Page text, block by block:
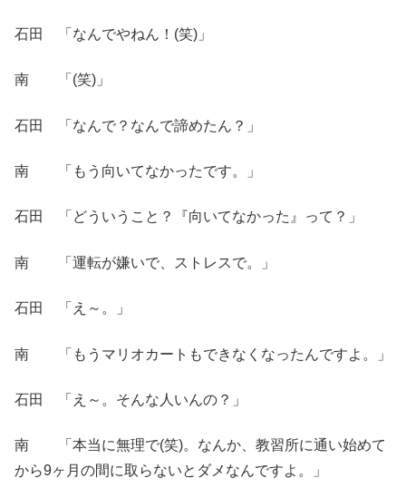
石田 「なんでやねん！(笑)」
南 「(笑)」
石田 「なんで？なんで諦めたん？」
南 「もう向いてなかったです。」
石田 「どういうこと？『向いてなかった』って？」
南 「運転が嫌いで、ストレスで。」
石田 「え～。」
南 「もうマリオカートもできなくなったんですよ。」
石田 「え～。そんな人いんの？」
南 「本当に無理で(笑)。なんか、教習所に通い始めて
から9ヶ月の間に取らないとダメなんですよ。」